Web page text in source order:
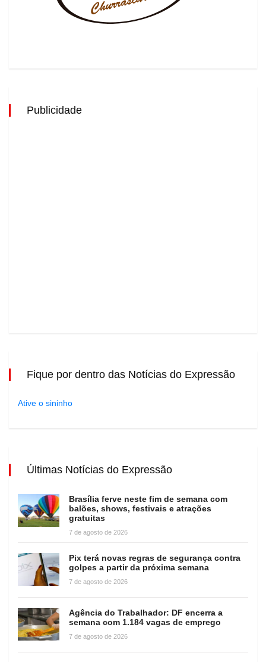
Publicidade
Fique por dentro das Notícias do Expressão
Ative o sininho
Últimas Notícias do Expressão
Brasília ferve neste fim de semana com
balões, shows, festivais e atrações
gratuitas
7 de agosto de 2026
Pix terá novas regras de segurança contra
golpes a partir da próxima semana
7 de agosto de 2026
Agência do Trabalhador: DF encerra a
semana com 1.184 vagas de emprego
7 de agosto de 2026